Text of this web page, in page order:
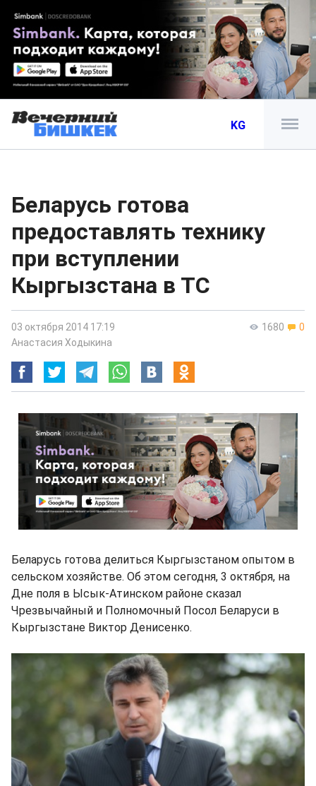
KG
Беларусь готова
предоставлять технику
при вступлении
Кыргызстана в ТС
1680 0
03 октября 2014 17:19
Анастасия Ходыкина
Беларусь готова делиться Кыргызстаном опытом в
сельском хозяйстве. Об этом сегодня, 3 октября, на
Дне поля в Ысык-Атинском районе сказал
Чрезвычайный и Полномочный Посол Беларуси в
Кыргызстане Виктор Денисенко.